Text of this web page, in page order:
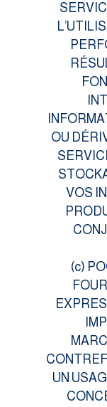
OU
VOS
(c)
UN